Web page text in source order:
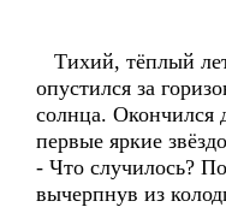
Тихий, тёплый
опустился за
солнца. Окончился
первые яркие
- Что случилось?
вычерпнув из